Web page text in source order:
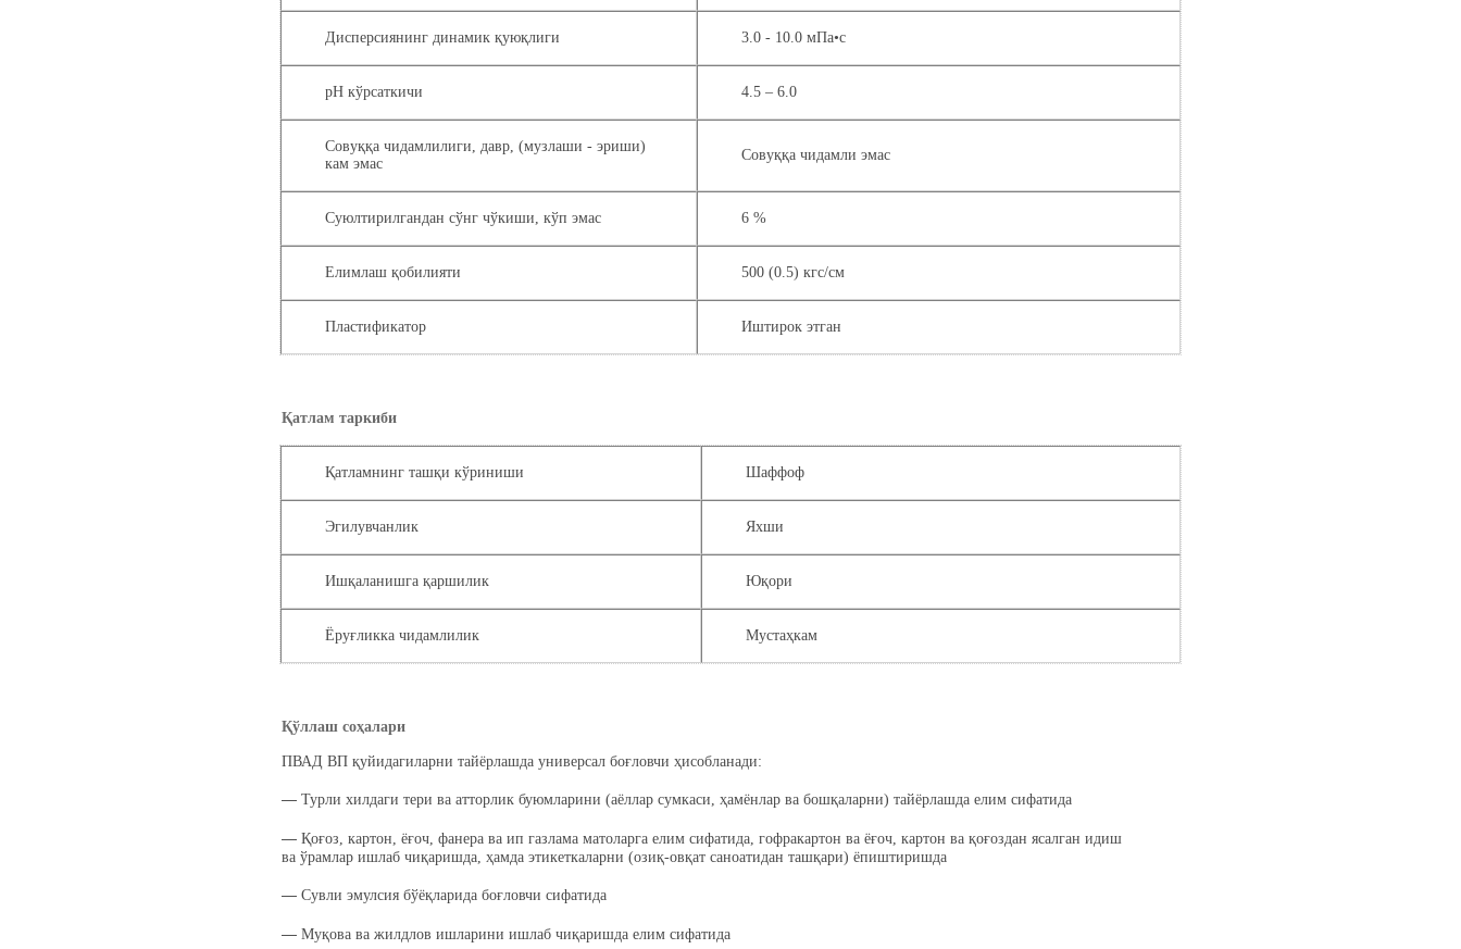
Дисперсиянинг динамик қуюқлиги 3.0 - 10.0 мПа•с
pH кўрсаткичи 4.5 – 6.0
Совуққа чидамлилиги, давр, (музлаши - эриши)
кам эмас
Совуққа чидамли эмас
Суюлтирилгандан сўнг чўкиши, кўп эмас 6 %
Елимлаш қобилияти 500 (0.5) кгс/см
Пластификатор Иштирок этган
Қатлам таркиби
Қатламнинг ташқи кўриниши Шаффоф
Эгилувчанлик Яхши
Ишқаланишга қаршилик Юқори
Ёруғликка чидамлилик Мустаҳкам
Қўллаш соҳалари
ПВАД ВП қуйидагиларни тайёрлашда универсал боғловчи ҳисобланади:
― Турли хилдаги тери ва атторлик буюмларини (аёллар сумкаси, ҳамёнлар ва бошқаларни) тайёрлашда елим сифатида
― Қоғоз, картон, ёғоч, фанера ва ип газлама матоларга елим сифатида, гофракартон ва ёғоч, картон ва қоғоздан ясалган идиш
ва ўрамлар ишлаб чиқаришда, ҳамда этикеткаларни (озиқ-овқат саноатидан ташқари) ёпиштиришда
― Сувли эмулсия бўёқларида боғловчи сифатида
― Муқова ва жилдлов ишларини ишлаб чиқаришда елим сифатида